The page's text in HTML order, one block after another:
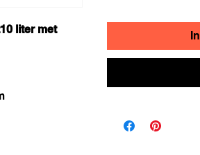
liter met